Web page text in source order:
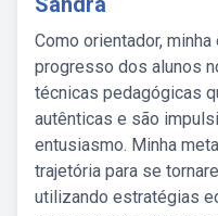
Como orientador,
progresso dos alunos
técnicas pedagógicas
autênticas e são
entusiasmo. Minha
trajetória para se
utilizando estratégias